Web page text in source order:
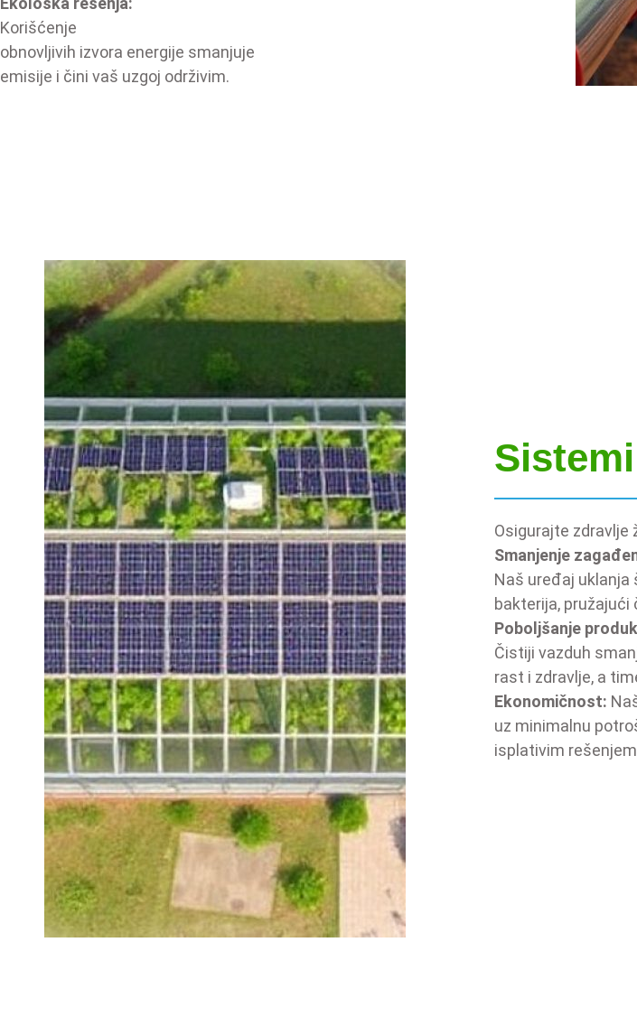
Korišćenje
obnovljivih izvora energije smanjuje
emisije i čini vaš uzgoj održivim.
Osigurajte zdravlje
Smanjenje
Naš uređaj uklanja
bakterija, pružajući
Poboljšanje
Čistiji vazduh
rast i zdravlje, a
Ekonomičnost:
uz minimalnu
isplativim